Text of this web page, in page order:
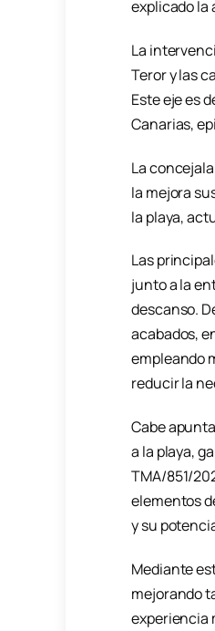
explicado la
La
Teror y las
Este eje es
Canarias,
La
la mejora
la playa,
Las
junto a la
descanso.
acabados,
empleando
reducir la
Cabe
a la playa,
TMA/851/
elementos
y su
Mediante
mejorando
experiencia